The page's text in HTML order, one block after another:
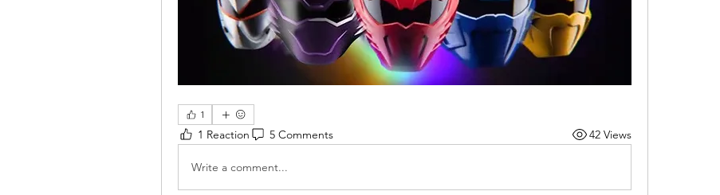
1
1 Reaction 5 Comments 42 Views
Write a comment...